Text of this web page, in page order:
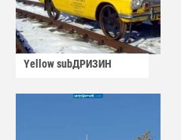
Yellow subДРИЗИН